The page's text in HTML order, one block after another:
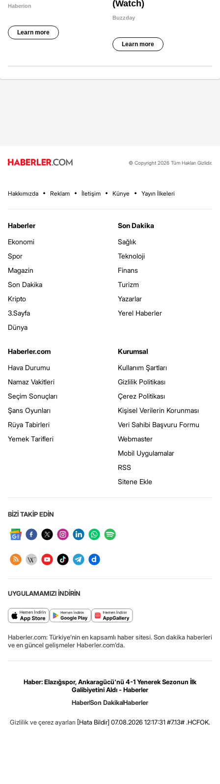
© Copyright 2026 Tüm Hakları Gizlidir.
Hakkımızda Reklam İletişim Künye Yayın İlkeleri
Haberler
Ekonomi
Spor
Magazin
Son Dakika
Kripto
3.Sayfa
Dünya
Son Dakika
Sağlık
Teknoloji
Finans
Turizm
Yazarlar
Yerel Haberler
Haberler.com
Hava Durumu
Namaz Vakitleri
Seçim Sonuçları
Şans Oyunları
Rüya Tabirleri
Yemek Tarifleri
Kurumsal
Kullanım Şartları
Gizlilik Politikası
Çerez Politikası
Kişisel Verilerin Korunması
Veri Sahibi Başvuru Formu
Webmaster
Mobil Uygulamalar
RSS
Sitene Ekle
BİZİ TAKİP EDİN
UYGULAMAMIZI İNDİRİN
Haberler.com: Türkiye’nin en kapsamlı haber sitesi. Son dakika haberleri
ve en güncel gelişmeler Haberler.com’da.
Haber: Elazığspor, Ankaragücü'nü 4-1 Yenerek Sezonun İlk
Galibiyetini Aldı - Haberler
HaberSon DakikaHaberler
Gizlilik ve çerez ayarları [Hata Bildir] 07.08.2026 12:17:31 #7.13# .HCFOK.